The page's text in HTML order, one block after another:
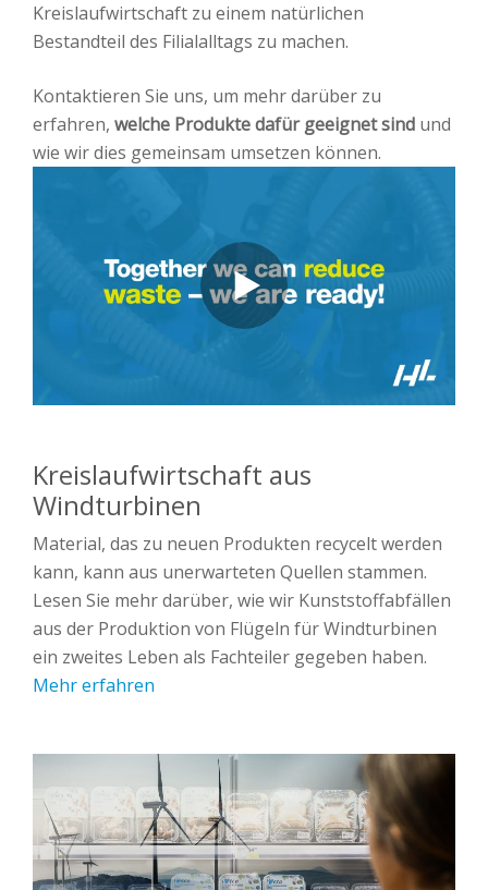
Kreislaufwirtschaft zu einem natürlichen
Bestandteil des Filialalltags zu machen.
Kontaktieren Sie uns, um mehr darüber zu
erfahren, welche Produkte dafür geeignet sind und
wie wir dies gemeinsam umsetzen können.
Kreislaufwirtschaft aus
Windturbinen
Material, das zu neuen Produkten recycelt werden
kann, kann aus unerwarteten Quellen stammen.
Lesen Sie mehr darüber, wie wir Kunststoffabfällen
aus der Produktion von Flügeln für Windturbinen
ein zweites Leben als Fachteiler gegeben haben.
Mehr erfahren